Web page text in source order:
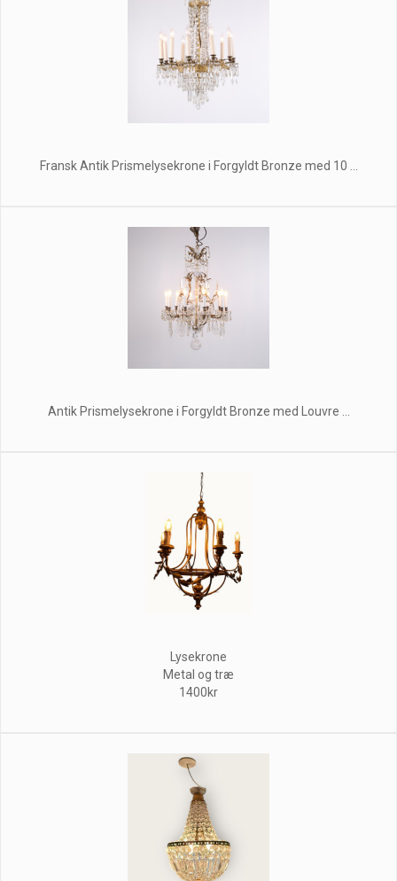
Fransk Antik Prismelysekrone i Forgyldt Bronze med 10 ...
Antik Prismelysekrone i Forgyldt Bronze med Louvre ...
Lysekrone
Metal og træ
1400kr